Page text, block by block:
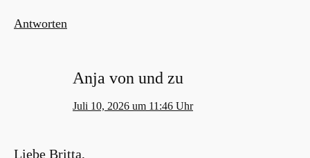
Antworten
Anja von und zu
Juli 10, 2026 um 11:46 Uhr
Liebe Britta,